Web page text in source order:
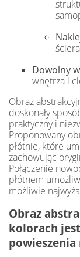
Dowolny
wnętrza i
Obraz
doskonały
praktyczny i
Proponowany
płótnie, które
zachowując
Połączenie
płótnem
możliwie
Obraz
kolorach
powieszenia